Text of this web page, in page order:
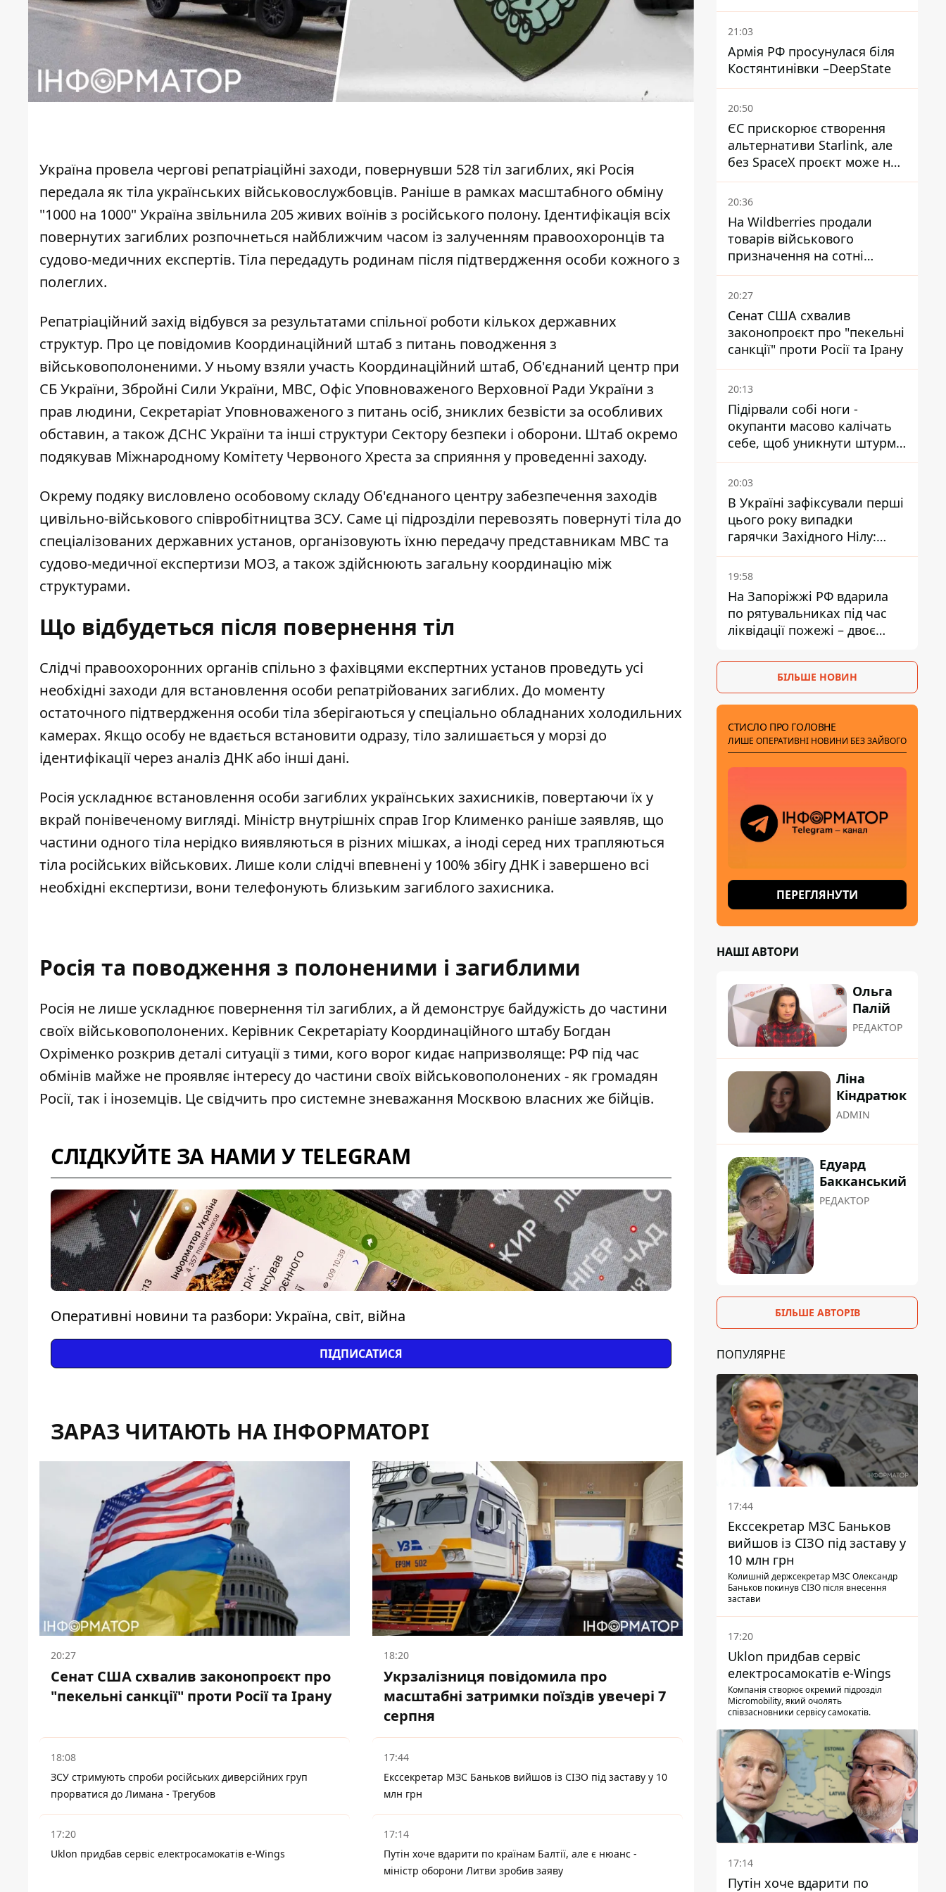
Україна провела чергові репатріаційні заходи, повернувши 528 тіл загиблих, які Росія
передала як тіла українських військовослужбовців. Раніше в рамках масштабного обміну
"1000 на 1000" Україна звільнила 205 живих воїнів з російського полону. Ідентифікація всіх
повернутих загиблих розпочнеться найближчим часом із залученням правоохоронців та
судово-медичних експертів. Тіла передадуть родинам після підтвердження особи кожного з
полеглих.
Репатріаційний захід відбувся за результатами спільної роботи кількох державних
структур. Про це повідомив Координаційний штаб з питань поводження з
військовополоненими. У ньому взяли участь Координаційний штаб, Об'єднаний центр при
СБ України, Збройні Сили України, МВС, Офіс Уповноваженого Верховної Ради України з
прав людини, Секретаріат Уповноваженого з питань осіб, зниклих безвісти за особливих
обставин, а також ДСНС України та інші структури Сектору безпеки і оборони. Штаб окремо
подякував Міжнародному Комітету Червоного Хреста за сприяння у проведенні заходу.
Окрему подяку висловлено особовому складу Об'єднаного центру забезпечення заходів
цивільно-військового співробітництва ЗСУ. Саме ці підрозділи перевозять повернуті тіла до
спеціалізованих державних установ, організовують їхню передачу представникам МВС та
судово-медичної експертизи МОЗ, а також здійснюють загальну координацію між
структурами.
Що відбудеться після повернення тіл
Слідчі правоохоронних органів спільно з фахівцями експертних установ проведуть усі
необхідні заходи для встановлення особи репатрійованих загиблих. До моменту
остаточного підтвердження особи тіла зберігаються у спеціально обладнаних холодильних
камерах. Якщо особу не вдається встановити одразу, тіло залишається у морзі до
ідентифікації через аналіз ДНК або інші дані.
Росія ускладнює встановлення особи загиблих українських захисників, повертаючи їх у
вкрай понівеченому вигляді. Міністр внутрішніх справ Ігор Клименко раніше заявляв, що
частини одного тіла нерідко виявляються в різних мішках, а іноді серед них трапляються
тіла російських військових. Лише коли слідчі впевнені у 100% збігу ДНК і завершено всі
необхідні експертизи, вони телефонують близьким загиблого захисника.
Росія та поводження з полоненими і загиблими
Росія не лише ускладнює повернення тіл загиблих, а й демонструє байдужість до частини
своїх військовополонених. Керівник Секретаріату Координаційного штабу Богдан
Охріменко розкрив деталі ситуаціїз тими, кого ворог кидає напризволяще: РФ під час
обмінів майже не проявляє інтересу до частини своїх військовополонених - як громадян
Росії, так і іноземців. Це свідчить про системне зневажання Москвою власних же бійців.
СЛІДКУЙТЕ ЗА НАМИ У TELEGRAM
Оперативні новини та разбори: Україна, світ, війна
ПІДПИСАТИСЯ
ЗАРАЗ ЧИТАЮТЬ НА ІНФОРМАТОРІ
20:27
Сенат США схвалив законопроєкт про
"пекельні санкції" проти Росії та Ірану
18:20
Укрзалізниця повідомила про
масштабні затримки поїздів увечері 7
серпня
18:08
ЗСУ стримують спроби російських диверсійних груп
прорватися до Лимана - Трегубов
17:44
Екссекретар МЗС Баньков вийшов із СІЗО під заставу у 10
млн грн
17:20
Uklon придбав сервіс електросамокатів e-Wings
17:14
Путін хоче вдарити по країнам Балтії, але є нюанс -
міністр оборони Литви зробив заяву
21:03
Армія РФ просунулася біля
Костянтинівки –DeepState
20:50
ЄС прискорює створення
альтернативи Starlink, але
без SpaceX проєкт може не
обійтися
20:36
На Wildberries продали
товарів військового
призначення на сотні
мільйонів, але удари ЗСУ
змінили ситуацію
20:27
Сенат США схвалив
законопроєкт про "пекельні
санкції" проти Росії та Ірану
20:13
Підірвали собі ноги -
окупанти масово калічать
себе, щоб уникнути штурмів
- ГУР
20:03
В Україні зафіксували перші
цього року випадки
гарячки Західного Нілу:
двоє людей заразилися
після укусів комарів
19:58
На Запоріжжі РФ вдарила
по рятувальниках під час
ліквідації пожежі – двоє
БІЛЬШЕ НОВИН
СТИСЛО ПРО ГОЛОВНЕ
ЛИШЕ ОПЕРАТИВНІ НОВИНИ БЕЗ ЗАЙВОГО
ПЕРЕГЛЯНУТИ
НАШІ АВТОРИ
Ольга
Палій
РЕДАКТОР
Ліна
Кіндратюк
ADMIN
Едуард
Бакканський
РЕДАКТОР
БІЛЬШЕ АВТОРІВ
ПОПУЛЯРНЕ
17:44
Екссекретар МЗС Баньков
вийшов із СІЗО під заставу у
10 млн грн
Колишній держсекретар МЗС Олександр
Баньков покинув СІЗО після внесення
застави
17:20
Uklon придбав сервіс
електросамокатів e-Wings
Компанія створює окремий підрозділ
Micromobility, який очолять
співзасновники сервісу самокатів.
17:14
Путін хоче вдарити по